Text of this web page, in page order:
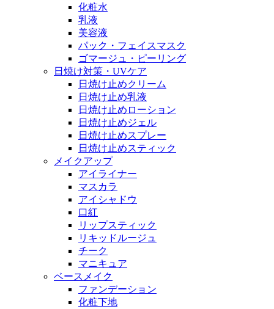
化粧水
乳液
美容液
パック・フェイスマスク
ゴマージュ・ピーリング
日焼け対策・UVケア
日焼け止めクリーム
日焼け止め乳液
日焼け止めローション
日焼け止めジェル
日焼け止めスプレー
日焼け止めスティック
メイクアップ
アイライナー
マスカラ
アイシャドウ
口紅
リップスティック
リキッドルージュ
チーク
マニキュア
ベースメイク
ファンデーション
化粧下地